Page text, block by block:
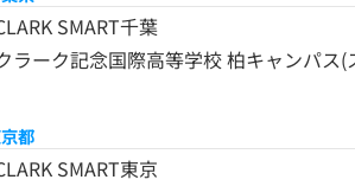
SMART千葉
ラーク記念国際高等学校 柏キャンパス(
都
SMART東京